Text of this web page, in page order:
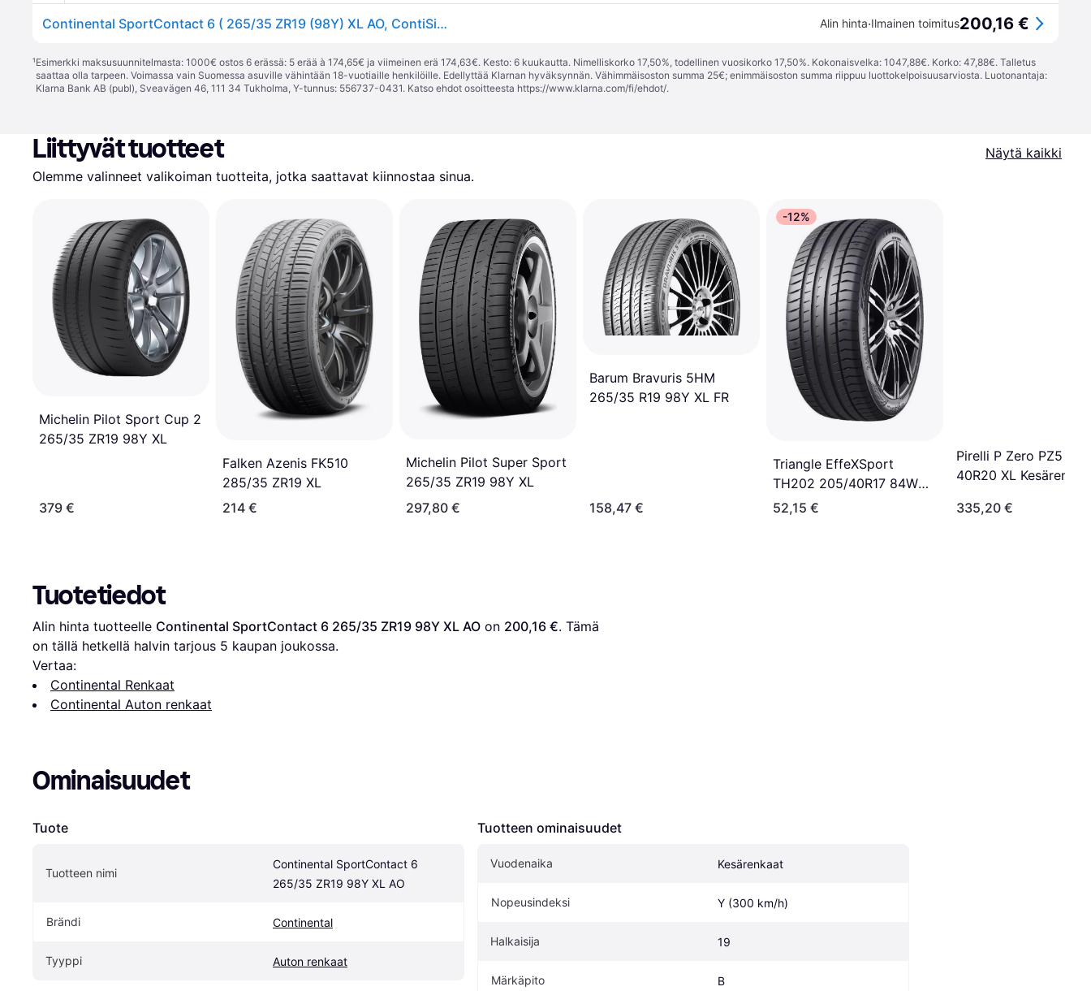
Continental SportContact 6 ( 265/35 ZR19 (98Y) XL AO, ContiSilent, EVc, vannealueen ripalla ) Alin hinta·Ilmainen toimitus200,16 €
¹Esimerkki maksusuunnitelmasta: 1000€ ostos 6 erässä: 5 erää à 174,65€ ja viimeinen erä 174,63€. Kesto: 6 kuukautta. Nimelliskorko 17,50%, todellinen vuosikorko 17,50%. Kokonaisvelka: 1047,88€. Korko: 47,88€. Talletus
saattaa olla tarpeen. Voimassa vain Suomessa asuville vähintään 18-vuotiaille henkilöille. Edellyttää Klarnan hyväksynnän. Vähimmäisoston summa 25€; enimmäisoston summa riippuu luottokelpoisuusarviosta. Luotonantaja:
Klarna Bank AB (publ), Sveavägen 46, 111 34 Tukholma, Y-tunnus: 556737-0431. Katso ehdot osoitteesta https://www.klarna.com/fi/ehdot/.
Liittyvät tuotteet
Näytä kaikki
Olemme valinneet valikoiman tuotteita, jotka saattavat kiinnostaa sinua.
Michelin Pilot Sport Cup 2
265/35 ZR19 98Y XL
379 €
Falken Azenis FK510
285/35 ZR19 XL
214 €
Michelin Pilot Super Sport
265/35 ZR19 98Y XL
297,80 €
Barum Bravuris 5HM
265/35 R19 98Y XL FR
158,47 €
-12%
Triangle EffeXSport
TH202 205/40R17 84W
XL
52,15 €
Pirelli P Zero PZ5 285
40R20 XL
335,20 €
Tuotetiedot
Alin hinta tuotteelle Continental SportContact 6 265/35 ZR19 98Y XL AO on 200,16 €. Tämä
on tällä hetkellä halvin tarjous 5 kaupan joukossa.
Vertaa:
Continental Renkaat
Continental Auton renkaat
Ominaisuudet
Tuote
Tuotteen nimi
Continental SportContact 6
265/35 ZR19 98Y XL AO
Brändi Continental
Tyyppi Auton renkaat
Tuotteen ominaisuudet
Vuodenaika Kesärenkaat
Nopeusindeksi Y (300 km/h)
Halkaisija 19
Märkäpito B